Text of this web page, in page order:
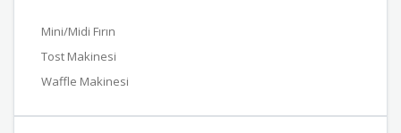
Mini/Midi Fırın
Tost Makinesi
Waffle Makinesi